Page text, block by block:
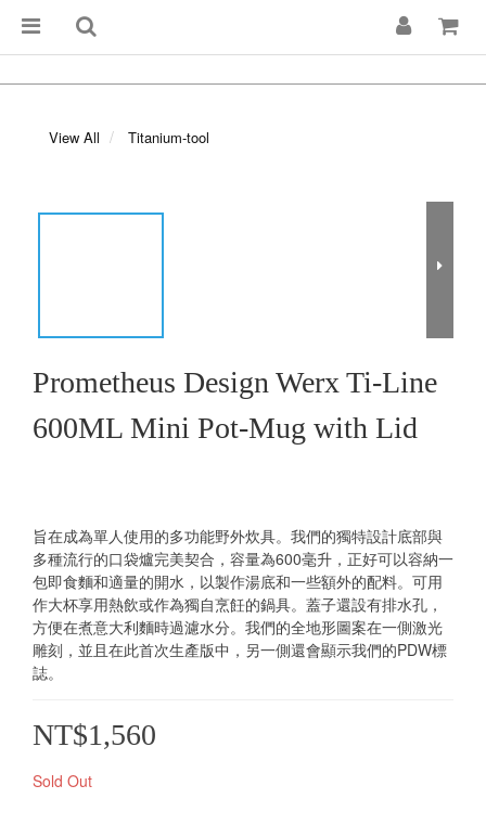
View All Titanium-tool
Prometheus Design Werx Ti-Line
600ML Mini Pot-Mug with Lid
旨在成為單人使用的多功能野外炊具。我們的獨特設計底部與
多種流行的口袋爐完美契合，容量為600毫升，正好可以容納一
包即食麵和適量的開水，以製作湯底和一些額外的配料。可用
作大杯享用熱飲或作為獨自烹飪的鍋具。蓋子還設有排水孔，
方便在煮意大利麵時過濾水分。我們的全地形圖案在一側激光
雕刻，並且在此首次生產版中，另一側還會顯示我們的PDW標
誌。
NT$1,560
Sold Out